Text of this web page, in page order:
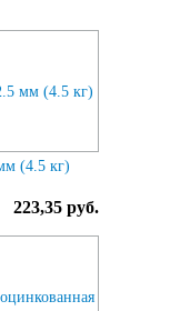
(4.5 кг)
223,35 руб.